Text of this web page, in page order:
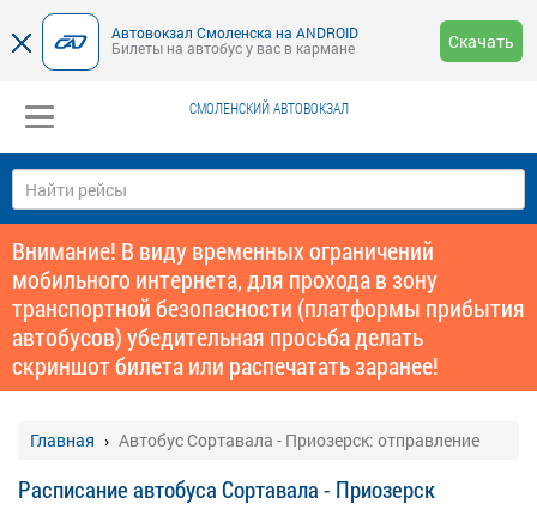
Автовокзал Смоленска на ANDROID
Билеты на автобус у вас в кармане
Скачать
СМОЛЕНСКИЙ АВТОВОКЗАЛ
Внимание! В виду временных ограничений
мобильного интернета, для прохода в зону
транспортной безопасности (платформы прибытия
автобусов) убедительная просьба делать
скриншот билета или распечатать заранее!
Главная Автобус Сортавала - Приозерск: отправление
Расписание автобуса Сортавала - Приозерск